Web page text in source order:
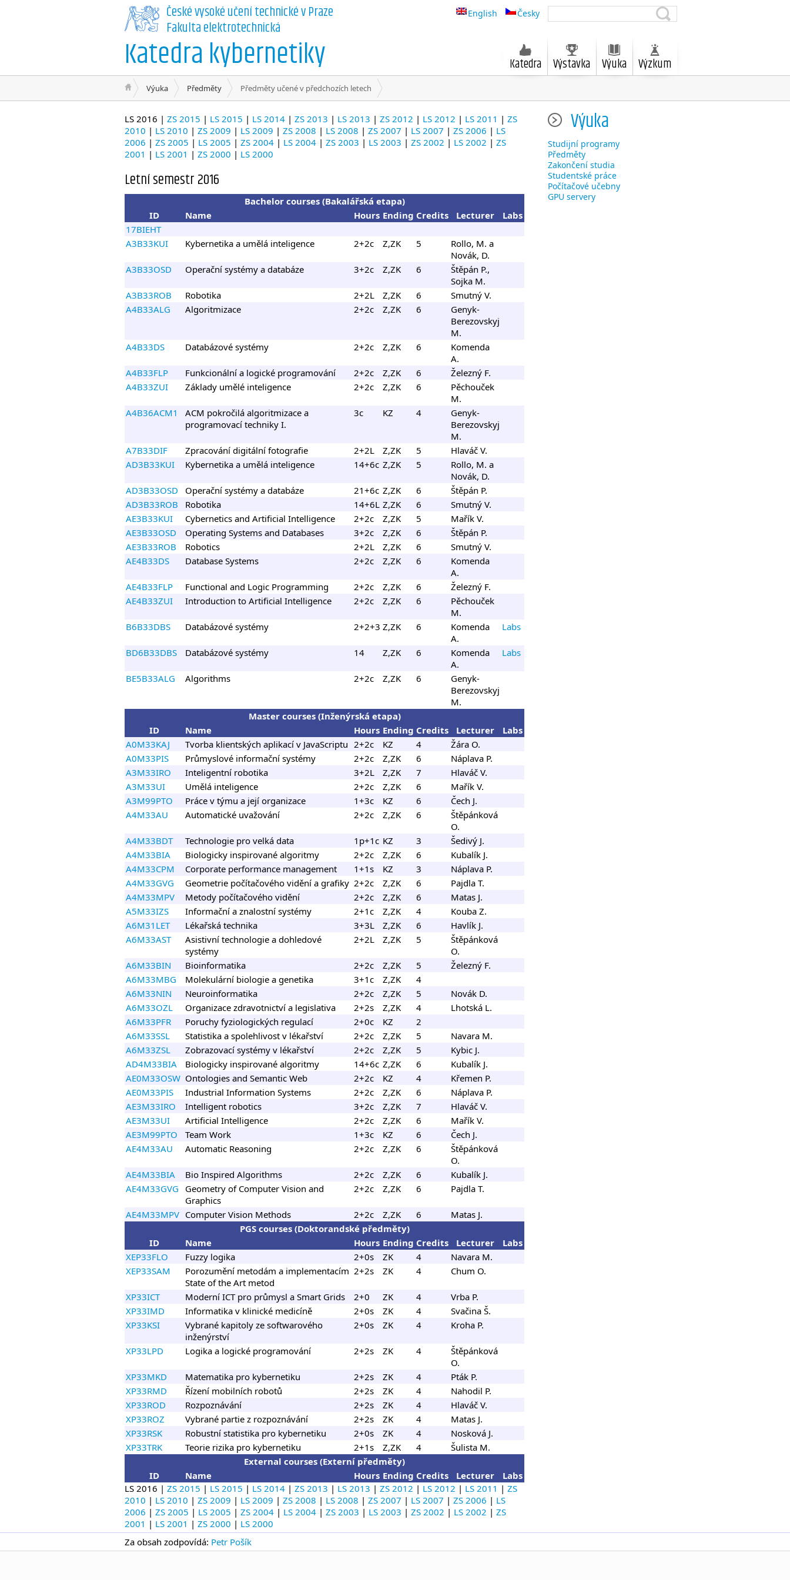
English Česky
České vysoké učení technické v Praze
Fakulta elektrotechnická
Katedra kybernetiky Katedra Výstavka Výuka Výzkum
Výuka Předměty Předměty učené v předchozích letech
LS 2016 | ZS 2015 | LS 2015 | LS 2014 | ZS 2013 | LS 2013 | ZS 2012 | LS 2012 | LS 2011 | ZS
2010 | LS 2010 | ZS 2009 | LS 2009 | ZS 2008 | LS 2008 | ZS 2007 | LS 2007 | ZS 2006 | LS
2006 | ZS 2005 | LS 2005 | ZS 2004 | LS 2004 | ZS 2003 | LS 2003 | ZS 2002 | LS 2002 | ZS
2001 | LS 2001 | ZS 2000 | LS 2000
Letní semestr 2016
Bachelor courses (Bakalářská etapa)
ID
Name Hours Ending Credits Lecturer
Labs
17BIEHT
A3B33KUI
Kybernetika a umělá inteligence 2+2c Z,ZK 5
Rollo, M. a
Novák, D.
A3B33OSD
Operační systémy a databáze 3+2c Z,ZK 6
Štěpán P.,
Sojka M.
A3B33ROB
Robotika 2+2L Z,ZK 6
Smutný V.
A4B33ALG
Algoritmizace 2+2c Z,ZK 6
Genyk-
Berezovskyj
M.
A4B33DS
Databázové systémy 2+2c Z,ZK 6
Komenda
A.
A4B33FLP
Funkcionální a logické programování 2+2c Z,ZK 6
Železný F.
A4B33ZUI
Základy umělé inteligence 2+2c Z,ZK 6
Pěchouček
M.
A4B36ACM1
ACM pokročilá algoritmizace a
programovací techniky I.
3c KZ 4
Genyk-
Berezovskyj
M.
A7B33DIF
Zpracování digitální fotografie 2+2L Z,ZK 5
Hlaváč V.
AD3B33KUI
Kybernetika a umělá inteligence 14+6c Z,ZK 5
Rollo, M. a
Novák, D.
AD3B33OSD
Operační systémy a databáze 21+6c Z,ZK 6
Štěpán P.
AD3B33ROB
Robotika 14+6L Z,ZK 6
Smutný V.
AE3B33KUI
Cybernetics and Artificial Intelligence 2+2c Z,ZK 5
Mařík V.
AE3B33OSD
Operating Systems and Databases 3+2c Z,ZK 6
Štěpán P.
AE3B33ROB
Robotics 2+2L Z,ZK 6
Smutný V.
AE4B33DS
Database Systems 2+2c Z,ZK 6
Komenda
A.
AE4B33FLP
Functional and Logic Programming 2+2c Z,ZK 6
Železný F.
AE4B33ZUI
Introduction to Artificial Intelligence 2+2c Z,ZK 6
Pěchouček
M.
B6B33DBS
Databázové systémy 2+2+3 Z,ZK 6
Komenda
A.
Labs
BD6B33DBS Databázové systémy 14 Z,ZK 6
Komenda
A.
Labs
BE5B33ALG Algorithms 2+2c Z,ZK 6
Genyk-
Berezovskyj
M.
Master courses (Inženýrská etapa)
ID
Name Hours Ending Credits Lecturer
Labs
A0M33KAJ
Tvorba klientských aplikací v JavaScriptu 2+2c KZ 4
Žára O.
A0M33PIS
Průmyslové informační systémy 2+2c Z,ZK 6
Náplava P.
A3M33IRO
Inteligentní robotika 3+2L Z,ZK 7
Hlaváč V.
A3M33UI
Umělá inteligence 2+2c Z,ZK 6
Mařík V.
A3M99PTO
Práce v týmu a její organizace 1+3c KZ 6
Čech J.
A4M33AU
Automatické uvažování 2+2c Z,ZK 6
Štěpánková
O.
A4M33BDT
Technologie pro velká data 1p+1c KZ 3
Šedivý J.
A4M33BIA
Biologicky inspirované algoritmy 2+2c Z,ZK 6
Kubalík J.
A4M33CPM
Corporate performance management 1+1s KZ 3
Náplava P.
A4M33GVG
Geometrie počítačového vidění a grafiky 2+2c Z,ZK 6
Pajdla T.
A4M33MPV
Metody počítačového vidění 2+2c Z,ZK 6
Matas J.
A5M33IZS
Informační a znalostní systémy 2+1c Z,ZK 4
Kouba Z.
A6M31LET
Lékařská technika 3+3L Z,ZK 6
Havlík J.
A6M33AST
Asistivní technologie a dohledové
systémy
2+2L Z,ZK 5
Štěpánková
O.
A6M33BIN
Bioinformatika 2+2c Z,ZK 5
Železný F.
A6M33MBG
Molekulární biologie a genetika 3+1c Z,ZK
4
A6M33NIN
Neuroinformatika 2+2c Z,ZK 5
Novák D.
A6M33OZL
Organizace zdravotnictví a legislativa 2+2s Z,ZK 4
Lhotská L.
A6M33PFR
Poruchy fyziologických regulací 2+0c KZ
2
A6M33SSL
Statistika a spolehlivost v lékařství 2+2c Z,ZK 5
Navara M.
A6M33ZSL
Zobrazovací systémy v lékařství 2+2c Z,ZK 5
Kybic J.
AD4M33BIA
Biologicky inspirované algoritmy 14+6c Z,ZK 6
Kubalík J.
AE0M33OSW Ontologies and Semantic Web 2+2c KZ 4
Křemen P.
AE0M33PIS
Industrial Information Systems 2+2c Z,ZK 6
Náplava P.
AE3M33IRO
Intelligent robotics 3+2c Z,ZK 7
Hlaváč V.
AE3M33UI
Artificial Intelligence 2+2c Z,ZK 6
Mařík V.
AE3M99PTO
Team Work 1+3c KZ 6
Čech J.
AE4M33AU
Automatic Reasoning 2+2c Z,ZK 6
Štěpánková
O.
AE4M33BIA
Bio Inspired Algorithms 2+2c Z,ZK 6
Kubalík J.
AE4M33GVG
Geometry of Computer Vision and
Graphics
2+2c Z,ZK 6 Pajdla T.
AE4M33MPV Computer Vision Methods 2+2c Z,ZK 6
Matas J.
PGS courses (Doktorandské předměty)
ID
Name Hours Ending Credits Lecturer
Labs
XEP33FLO
Fuzzy logika 2+0s ZK 4
Navara M.
XEP33SAM
Porozumění metodám a implementacím
State of the Art metod
2+2s ZK 4 Chum O.
XP33ICT Moderní ICT pro průmysl a Smart Grids 2+0 ZK 4
Vrba P.
XP33IMD
Informatika v klinické medicíně 2+0s ZK 4
Svačina Š.
XP33KSI
Vybrané kapitoly ze softwarového
inženýrství
2+0s ZK 4 Kroha P.
XP33LPD Logika a logické programování 2+2s ZK 4
Štěpánková
O.
XP33MKD
Matematika pro kybernetiku 2+2s ZK 4
Pták P.
XP33RMD
Řízení mobilních robotů 2+2s ZK 4
Nahodil P.
XP33ROD
Rozpoznávání 2+2s ZK 4
Hlaváč V.
XP33ROZ
Vybrané partie z rozpoznávání 2+2s ZK 4
Matas J.
XP33RSK
Robustní statistika pro kybernetiku 2+0s ZK 4
Nosková J.
XP33TRK
Teorie rizika pro kybernetiku 2+1s Z,ZK 4
Šulista M.
External courses (Externí předměty)
ID
Name Hours Ending Credits Lecturer
Labs
LS 2016 | ZS 2015 | LS 2015 | LS 2014 | ZS 2013 | LS 2013 | ZS 2012 | LS 2012 | LS 2011 | ZS
2010 | LS 2010 | ZS 2009 | LS 2009 | ZS 2008 | LS 2008 | ZS 2007 | LS 2007 | ZS 2006 | LS
2006 | ZS 2005 | LS 2005 | ZS 2004 | LS 2004 | ZS 2003 | LS 2003 | ZS 2002 | LS 2002 | ZS
2001 | LS 2001 | ZS 2000 | LS 2000
Výuka
Studijní programy
Předměty
Zakončení studia
Studentské práce
Počítačové učebny
GPU servery
Za obsah zodpovídá: Petr Pošík